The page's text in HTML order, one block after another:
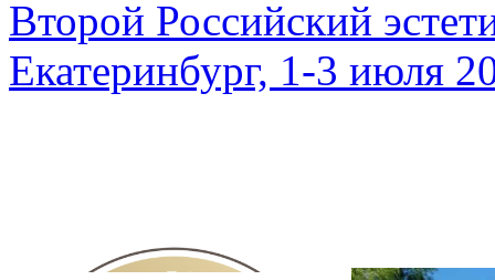
Второй Российский
Екатеринбург, 1-3 июля